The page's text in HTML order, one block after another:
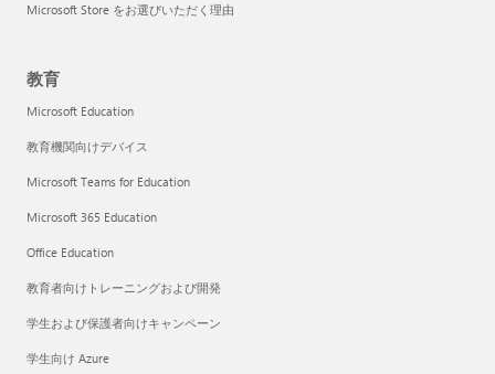
Microsoft Store をお選びいただく理由
教育
Microsoft Education
教育機関向けデバイス
Microsoft Teams for Education
Microsoft 365 Education
Office Education
教育者向けトレーニングおよび開発
学生および保護者向けキャンペーン
学生向け Azure